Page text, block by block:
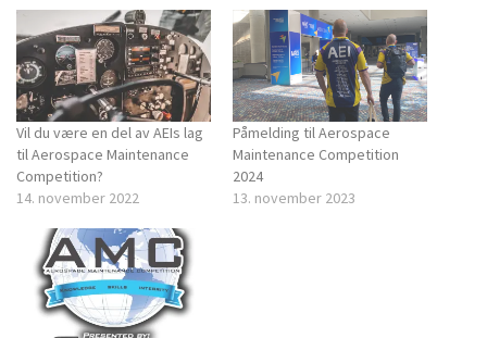
Vil du være en del av AEIs lag
til Aerospace Maintenance
Competition?
14. november 2022
Påmelding til Aerospace
Maintenance Competition
2024
13. november 2023